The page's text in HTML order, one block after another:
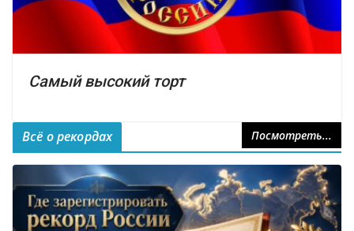
Самый высокий торт
Всё о рекордах Посмотреть...